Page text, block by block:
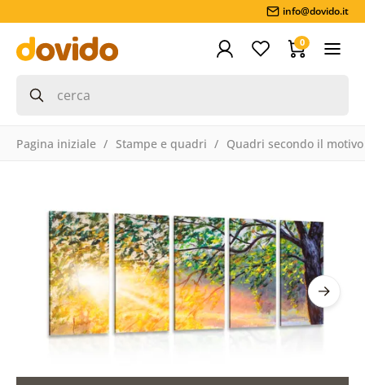
info@dovido.it
0
Pagina iniziale Stampe e quadri Quadri secondo il motivo